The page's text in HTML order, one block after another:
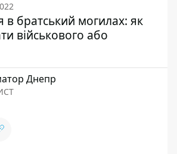
в братський могилах: як
військового або
Днепр